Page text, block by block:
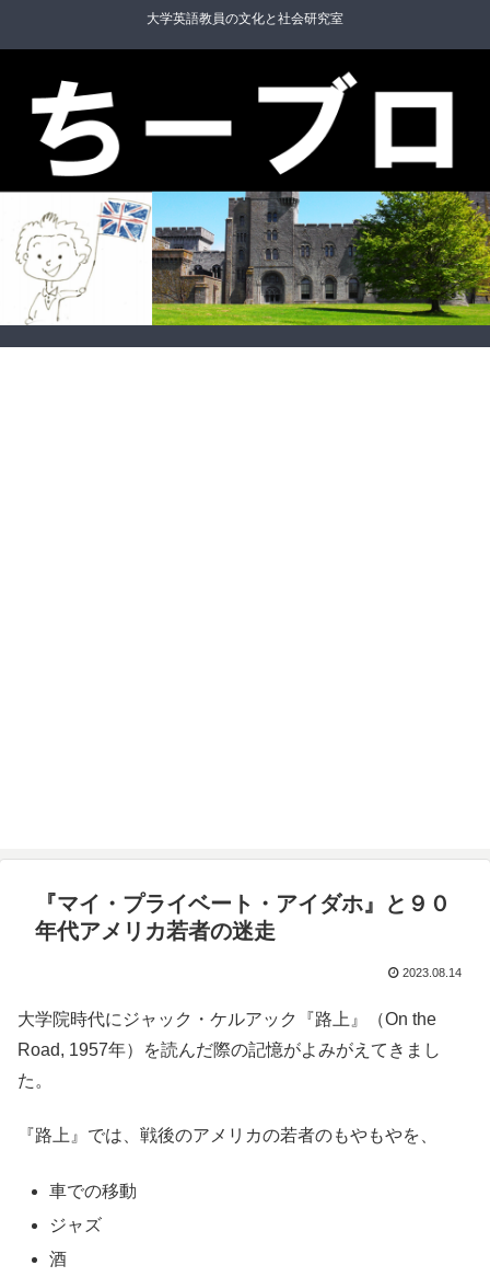
大学英語教員の文化と社会研究室
『マイ・プライベート・アイダホ』と９０
年代アメリカ若者の迷走
2023.08.14
大学院時代にジャック・ケルアック『路上』（On the
Road, 1957年）を読んだ際の記憶がよみがえてきまし
た。
『路上』では、戦後のアメリカの若者のもやもやを、
車での移動
ジャズ
酒